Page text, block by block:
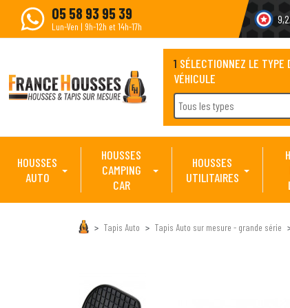
05 58 93 95 39
Lun-Ven | 9h-12h et 14h-17h
1 SÉLECTIONNEZ LE TYPE
VÉHICULE
Tous les types
HOUSSES
AUTO
HOUSSES
CAMPING
CAR
HOUSSES
UTILITAIRES
Tapis Auto Tapis Auto sur mesure - grande série